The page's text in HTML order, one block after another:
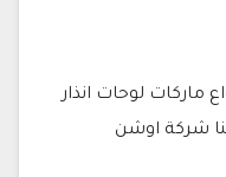
ماركات لوحات انذار
شركة اوشن